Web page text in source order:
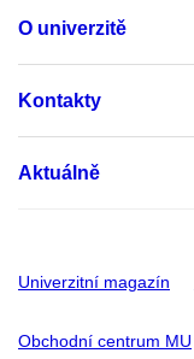
O univerzitě
Kontakty
Aktuálně
Univerzitní magazín
Obchodní centrum MU